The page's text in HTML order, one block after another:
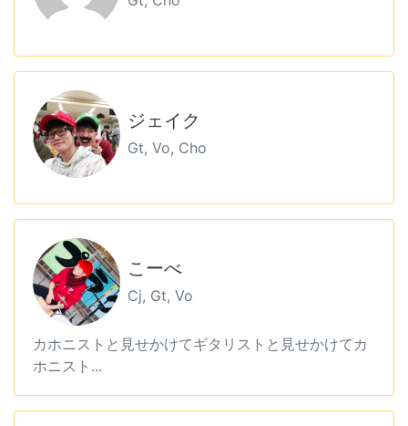
ジェイク
Gt, Vo, Cho
こーべ
Cj, Gt, Vo
カホニストと見せかけてギタリストと見せかけてカ
ホニスト...